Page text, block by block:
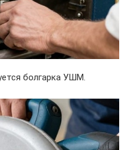
болгарка УШМ.